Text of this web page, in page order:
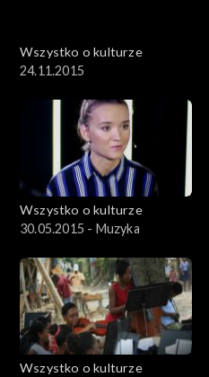
Wszystko o kulturze
24.11.2015
Wszystko o kulturze
30.05.2015 - Muzyka
Wszystko o kulturze